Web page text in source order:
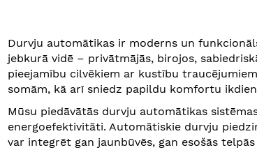
Durvju automātikas ir moderns un
jebkurā vidē – privātmājās, birojos,
pieejamību cilvēkiem ar kustību
somām, kā arī sniedz papildu komfortu
Mūsu piedāvātās durvju automātikas
energoefektivitāti. Automātiskie durvju
var integrēt gan jaunbūvēs, gan esošās